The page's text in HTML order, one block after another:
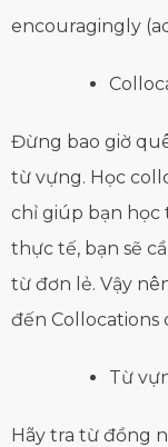
encouragingly
Đừng bao giờ
từ vựng. Học
chỉ giúp bạn học
thực tế, bạn sẽ
từ đơn lẻ. Vậy
đến Collocations
Từ
Hãy tra từ đồng